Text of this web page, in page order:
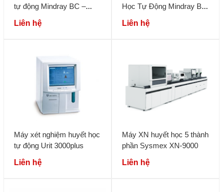
tự động Mindray BC –
Liên hệ
Học Tự Động Mindray BC
Liên hệ
Máy xét nghiệm huyết học
tự động Urit 3000plus
Liên hệ
Máy XN huyết học 5 thành
phần Sysmex XN-9000
Liên hệ